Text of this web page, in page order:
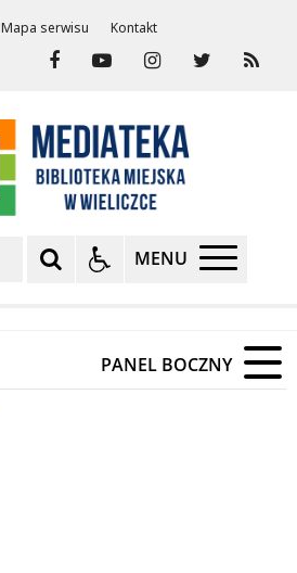
Mapa serwisu
Kontakt
MENU
PANEL BOCZNY